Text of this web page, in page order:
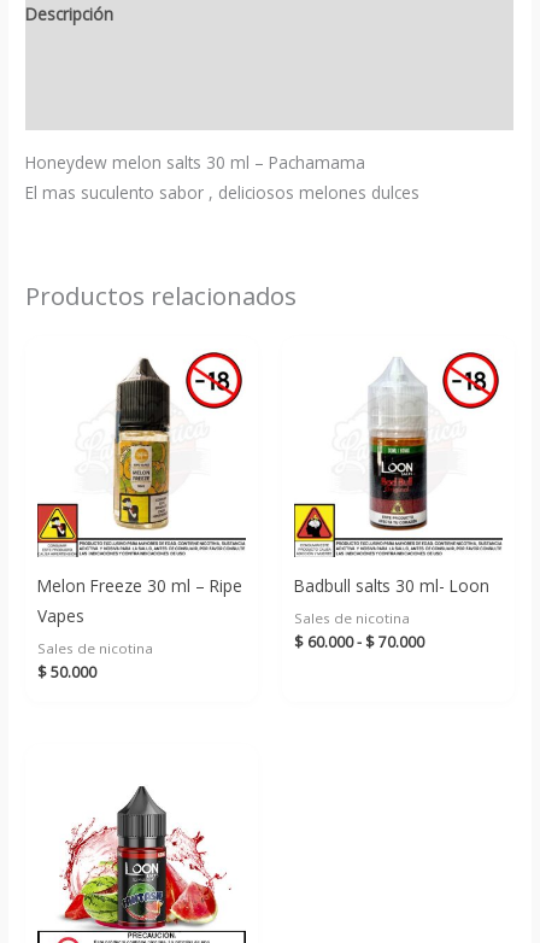
Descripción
Honeydew melon salts 30 ml – Pachamama
El mas suculento sabor , deliciosos melones dulces
Productos relacionados
Melon Freeze 30 ml – Ripe
Vapes
Sales de nicotina
$50.000
Badbull salts 30 ml- Loon
Sales de nicotina
$ 60.000- $70.000Rango